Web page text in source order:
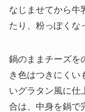
なじませてから牛
たり、粉っぽくな
鍋のままチーズを
き色はつきにくい
いグラタン風に仕
合は、中身を鍋で